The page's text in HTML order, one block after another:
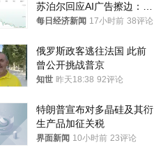
苏泊尔回应AI广告擦边：视
频全下架，已强化内容管理
每日经济新闻 17小时前 38评论
俄罗斯政客逃往法国 此前
曾公开挑战普京
知世 昨天18:38 92评论
特朗普宣布对多晶硅及其衍
生产品加征关税
界面新闻 10小时前 23评论